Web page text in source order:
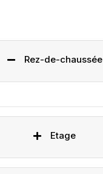
Rez-de-chaussée
Etage